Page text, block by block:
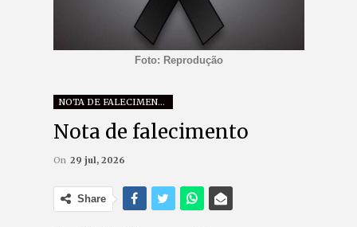
Foto: Reprodução
NOTA DE FALECIMENTO
Nota de falecimento
On 29 jul, 2026
Share